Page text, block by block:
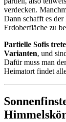
verdecken.
Dann schafft es
Erdoberfläche zu
Partielle Sofis
Varianten, und
Dafür muss man
Heimatort findet